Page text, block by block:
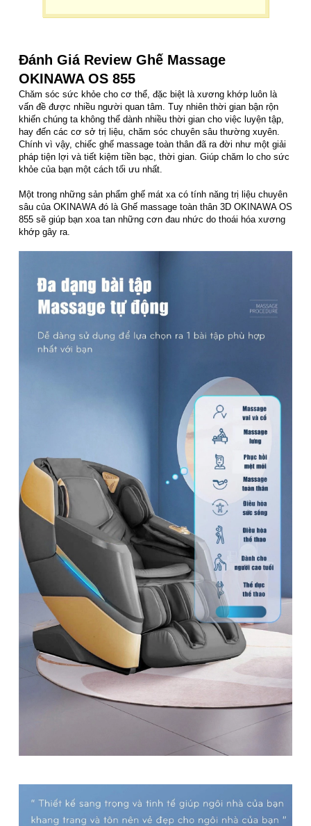
Đánh Giá Review Ghế Massage
OKINAWA OS 855
Chăm sóc sức khỏe cho cơ thể, đặc biệt là xương khớp luôn là
vấn đề được nhiều người quan tâm. Tuy nhiên thời gian bận rộn
khiến chúng ta không thể dành nhiều thời gian cho việc luyện tập,
hay đến các cơ sở trị liệu, chăm sóc chuyên sâu thường xuyên.
Chính vì vậy, chiếc ghế massage toàn thân đã ra đời như một giải
pháp tiện lợi và tiết kiệm tiền bạc, thời gian. Giúp chăm lo cho sức
khỏe của bạn một cách tối ưu nhất.
Một trong những sản phẩm ghế mát xa có tính năng trị liệu chuyên
sâu của OKINAWA đó là Ghế massage toàn thân 3D OKINAWA OS
855 sẽ giúp bạn xoa tan những cơn đau nhức do thoái hóa xương
khớp gây ra.